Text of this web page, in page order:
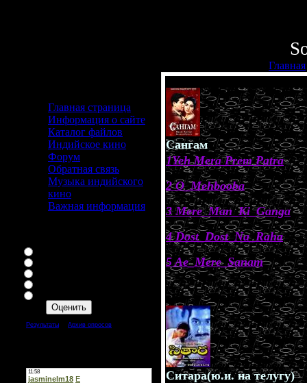
Главная
Главная страница
Информация о сайте
Каталог файлов
Индийское кино
Форум
Обратная связь
Музыка индийского
кино
Важная информация
Результаты Архив опросов
Сангам
1Yeh Mera Prem Patra
2 O_Mehbooba
3 Mere_Man_Ki_Ganga
4 Dost_Dost_Na_Raha
5 Ae_Mere_Sanam
.
Ситара(ю.и. на телугу)